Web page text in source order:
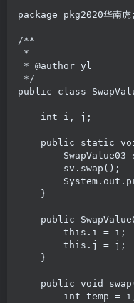
package pkg2020华南虎;
/**
*
* @author yl
*/
public class
    int i, j;
public static
SwapValue03
        sv.swap();
    }
public
        this.i = i;
        this.j = j;
    }
public void
int temp =